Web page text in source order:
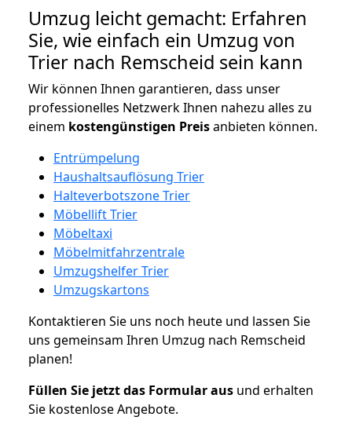
Umzug leicht gemacht: Erfahren
Sie, wie einfach ein Umzug von
Trier nach Remscheid sein kann
Wir können Ihnen garantieren, dass unser
professionelles Netzwerk Ihnen nahezu alles zu
einem kostengünstigen Preisanbieten können.
Entrümpelung
Haushaltsauflösung Trier
Halteverbotszone Trier
Möbellift Trier
Möbeltaxi
Möbelmitfahrzentrale
Umzugshelfer Trier
Umzugskartons
Kontaktieren Sie uns noch heute und lassen Sie
uns gemeinsam Ihren Umzug nach Remscheid
planen!
Füllen Sie jetzt das Formular aus und erhalten
Sie kostenlose Angebote.